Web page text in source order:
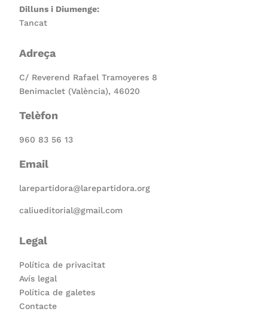
Dilluns i Diumenge:
Tancat
Adreça
C/ Reverend Rafael Tramoyeres 8
Benimaclet (València), 46020
Telèfon
960 83 56 13
Email
larepartidora@larepartidora.org
caliueditorial@gmail.com
Legal
Política de privacitat
Avís legal
Política de galetes
Contacte